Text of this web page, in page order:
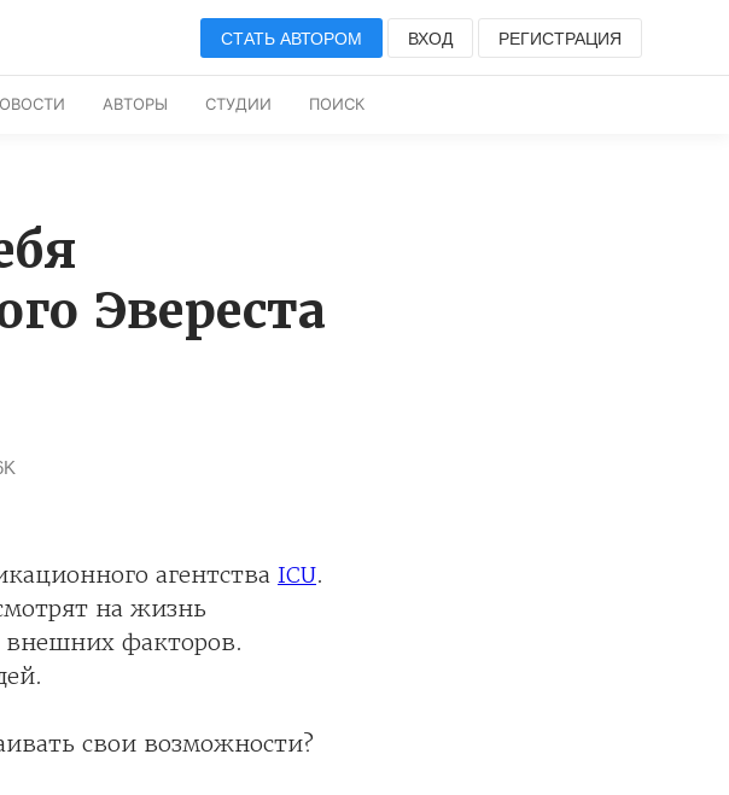
СТАТЬ АВТОРОМ ВХОД РЕГИСТРАЦИЯ
АВТОРЫ СТУДИИ ПОИСК
Эвереста
агентства ICU.
на жизнь
внешних факторов.
свои возможности?